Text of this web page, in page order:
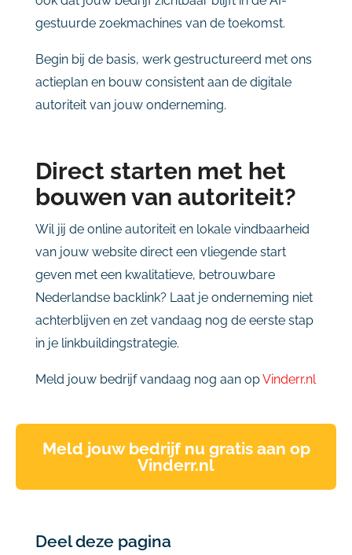
gestuurde zoekmachines van de toekomst.
Begin bij de basis, werk gestructureerd met ons
actieplan en bouw consistent aan de digitale
autoriteit van jouw onderneming.
Direct starten met het
bouwen van autoriteit?
Wil jij de online autoriteit en lokale vindbaarheid
van jouw website direct een vliegende start
geven met een kwalitatieve, betrouwbare
Nederlandse backlink? Laat je onderneming niet
achterblijven en zet vandaag nog de eerste stap
in je linkbuildingstrategie.
Meld jouw bedrijf vandaag nog aan opVinderr.nl
Meld jouw bedrijf nu gratis aan op
Vinderr.nl
Deel deze pagina